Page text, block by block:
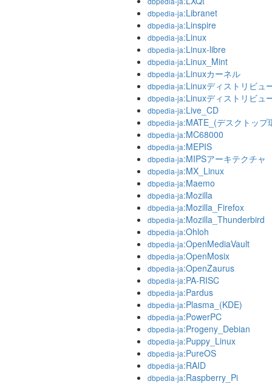
dbpedia-ja:Libranet
dbpedia-ja:Linspire
dbpedia-ja:Linux
dbpedia-ja:Linux-libre
dbpedia-ja:Linux_Mint
dbpedia-ja:Linuxカーネル
dbpedia-ja:Linuxディストリビュ
dbpedia-ja:Linuxディストリビュ
dbpedia-ja:Live_CD
dbpedia-ja:MATE_(デスクトップ
dbpedia-ja:MC68000
dbpedia-ja:MEPIS
dbpedia-ja:MIPSアーキテクチャ
dbpedia-ja:MX_Linux
dbpedia-ja:Maemo
dbpedia-ja:Mozilla
dbpedia-ja:Mozilla_Firefox
dbpedia-ja:Mozilla_Thunderbird
dbpedia-ja:Ohloh
dbpedia-ja:OpenMediaVault
dbpedia-ja:OpenMosix
dbpedia-ja:OpenZaurus
dbpedia-ja:PA-RISC
dbpedia-ja:Pardus
dbpedia-ja:Plasma_(KDE)
dbpedia-ja:PowerPC
dbpedia-ja:Progeny_Debian
dbpedia-ja:Puppy_Linux
dbpedia-ja:PureOS
dbpedia-ja:RAID
dbpedia-ja:Raspberry_Pi